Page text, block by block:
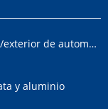
Dispositivo de obturación de placa interior/exterior de automóvil
y aluminio